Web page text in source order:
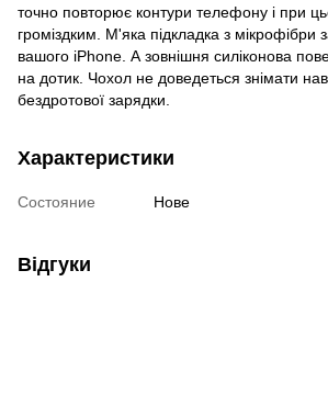
точно повторює контури телефону і при
громіздким. М'яка підкладка з мікрофібри
вашого iPhone. А зовнішня силіконова
на дотик. Чохол не доведеться знімати
бездротової зарядки.
Характеристики
Состояние Нове
Відгуки